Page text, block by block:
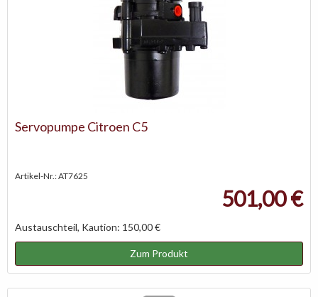
Servopumpe Citroen C5
Artikel-Nr.: AT7625
501,00 €
Austauschteil, Kaution: 150,00 €
Zum Produkt